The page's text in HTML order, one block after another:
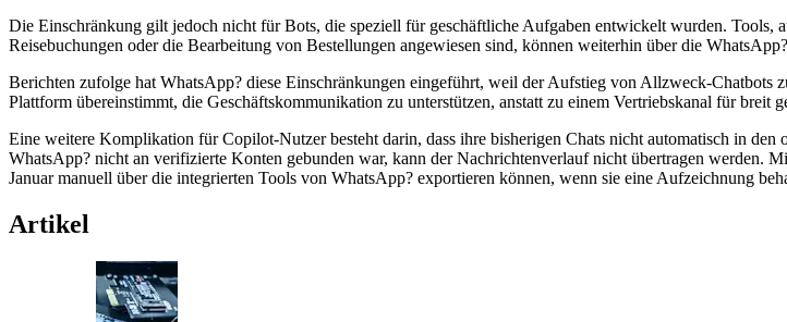
Die Einschränkung gilt jedoch nicht für Bots, die speziell für geschäftliche Aufgaben entwickelt wurden.
Reisebuchungen oder die Bearbeitung von Bestellungen angewiesen sind, können weiterhin über die
Berichten zufolge hat WhatsApp? diese Einschränkungen eingeführt, weil der Aufstieg von Allzweck-
Plattform übereinstimmt, die Geschäftskommunikation zu unterstützen, anstatt zu einem Vertriebskanal für breit
Eine weitere Komplikation für Copilot-Nutzer besteht darin, dass ihre bisherigen Chats nicht automatisch in
WhatsApp? nicht an verifizierte Konten gebunden war, kann der Nachrichtenverlauf nicht übertragen werden.
Januar manuell über die integrierten Tools von WhatsApp? exportieren können, wenn sie eine Aufzeichnung
Artikel